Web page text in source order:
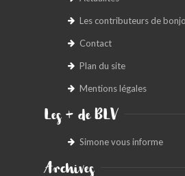
Les contributeurs de
Contact
Plan du site
Mentions légales
Les + de BLV
Simone vous informe
Archives